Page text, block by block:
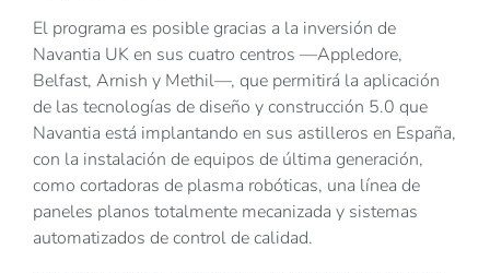
El programa es posible gracias a la inversión de
Navantia UK en sus cuatro centros —Appledore,
Belfast, Arnish y Methil—, que permitirá la aplicación
de las tecnologías de diseño y construcción 5.0 que
Navantia está implantando en sus astilleros en España,
con la instalación de equipos de última generación,
como cortadoras de plasma robóticas, una línea de
paneles planos totalmente mecanizada y sistemas
automatizados de control de calidad.